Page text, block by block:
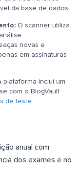
da base de dados.
O scanner utiliza
novas e
em assinaturas
plataforma inclui um
com o BlogVault
de teste.
anual com
dos exames e no